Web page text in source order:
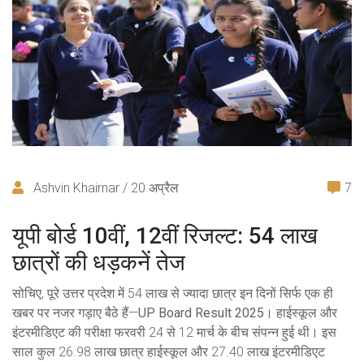
Ashvin Khairnar / 20 अप्रैल 7
यूपी बोर्ड 10वीं, 12वीं रिजल्ट: 54 लाख
छात्रों की धड़कनें तेज
सोचिए, पूरे उत्तर प्रदेश में 54 लाख से ज्यादा छात्र इन दिनों सिर्फ एक ही
खबर पर नजर गड़ाए बैठे हैं—UP Board Result 2025 । हाईस्कूल और
इंटरमीडिएट की परीक्षा फरवरी 24 से 12 मार्च के बीच संपन्न हुई थी। इस
साल कुल 26.98 लाख छात्र हाईस्कूल और 27.40 लाख इंटरमीडिएट